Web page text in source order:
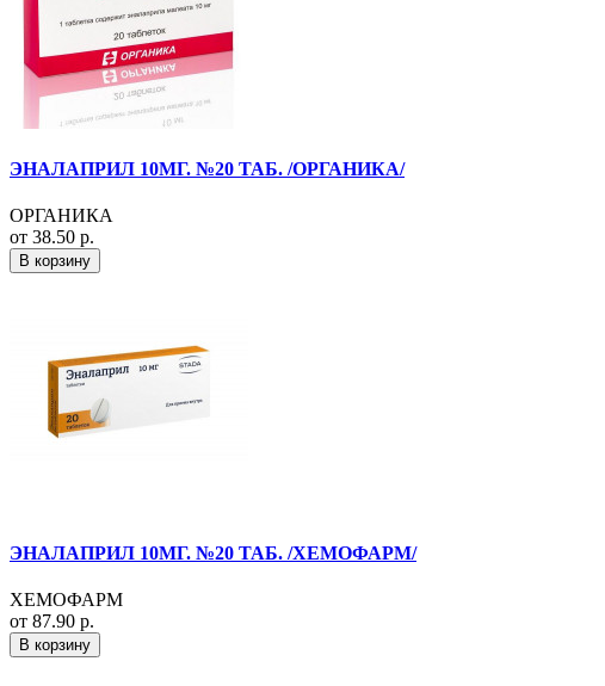
ЭНАЛАПРИЛ 10МГ. №20 ТАБ. /ОРГАНИКА/
ОРГАНИКА
от 38.50 р.
В корзину
ЭНАЛАПРИЛ 10МГ. №20 ТАБ. /ХЕМОФАРМ/
ХЕМОФАРМ
от 87.90 р.
В корзину